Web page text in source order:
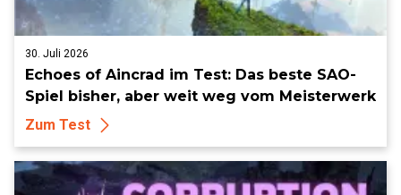
30. Juli 2026
Echoes of Aincrad im Test: Das beste SAO-
Spiel bisher, aber weit weg vom Meisterwerk
Zum Test